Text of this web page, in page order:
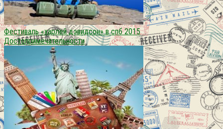
Фестиваль «харлей дэвидсон» в спб 2015
Достопримечательности